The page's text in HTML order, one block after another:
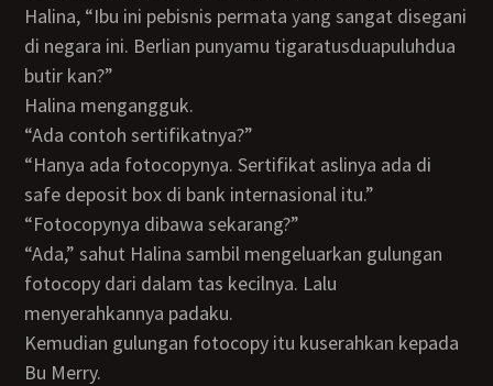
Halina, “Ibu ini pebisnis permata yang sangat disegani
di negara ini. Berlian punyamu tigaratusduapuluhdua
butir kan?”
Halina mengangguk.
“Ada contoh sertifikatnya?”
“Hanya ada fotocopynya. Sertifikat aslinya ada di
safe deposit box di bank internasional itu.”
“Fotocopynya dibawa sekarang?”
“Ada,” sahut Halina sambil mengeluarkan gulungan
fotocopy dari dalam tas kecilnya. Lalu
menyerahkannya padaku.
Kemudian gulungan fotocopy itu kuserahkan kepada
Bu Merry.